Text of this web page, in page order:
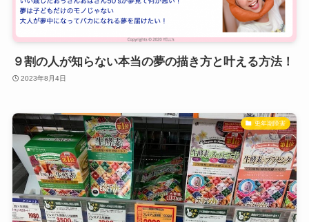
９割の人が知らない本当の夢の描き方と叶える方法！
2023年8月4日
更年期障害